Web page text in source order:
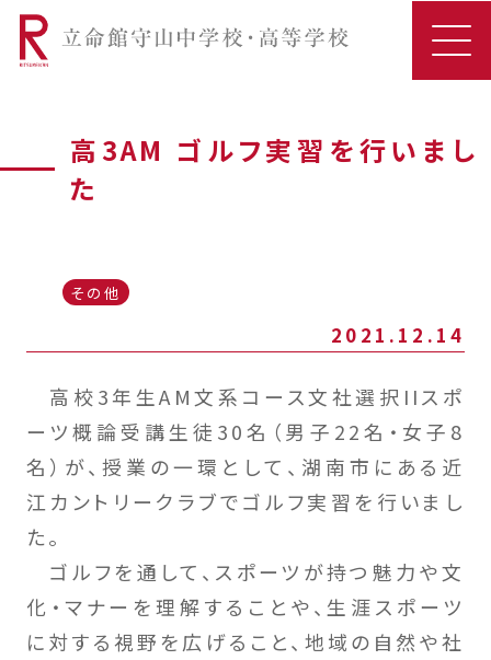
高3AM ゴルフ実習を行いまし
た
その他
2021.12.14
高校3年生AM文系コース文社選択IIスポ
ーツ概論受講生徒30名（男子22名・女子8
名）が、授業の一環として、湖南市にある近
江カントリークラブでゴルフ実習を行いまし
た。
ゴルフを通して、スポーツが持つ魅力や文
化・マナーを理解することや、生涯スポーツ
に対する視野を広げること、地域の自然や社